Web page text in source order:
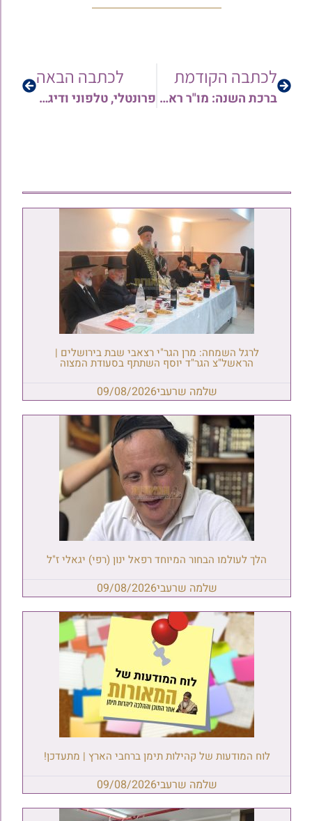
לכתבה הקודמת
ברכת השנה: מו"ר ראש המוסדות הג"ר יהורם יפת שליט"א מברך את בני העדה וכלל ישראל לשנה טובה ומתוקה!
לכתבה הבאה
פרונטלי, טלפוני ודיגיטלי: מוקדי רפואה והלכה של 'המאורות' בשיתוף קופ"ח 'כללית' לקראת צום היום הקדוש
לרגל השמחה: מרן הגר"י רצאבי שבת בירושלים |
הראשל"צ הגר"ד יוסף השתתף בסעודת המצוה
שלמה שרעבי09/08/2026
הלך לעולמו הבחור המיוחד רפאל ינון (רפי) יגאלי ז"ל
שלמה שרעבי09/08/2026
לוח המודעות של קהילות תימן ברחבי הארץ | מתעדכן!
שלמה שרעבי09/08/2026